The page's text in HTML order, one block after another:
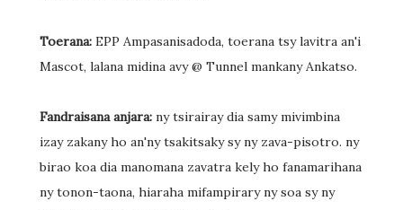
Toerana: EPP Ampasanisadoda, toerana tsy lavitra an'i
Mascot, lalana midina avy @ Tunnel mankany Ankatso.
Fandraisana anjara: ny tsirairay dia samy mivimbina
izay zakany ho an'ny tsakitsaky sy ny zava-pisotro. ny
birao koa dia manomana zavatra kely ho fanamarihana
ny tonon-taona, hiaraha mifampirary ny soa sy ny